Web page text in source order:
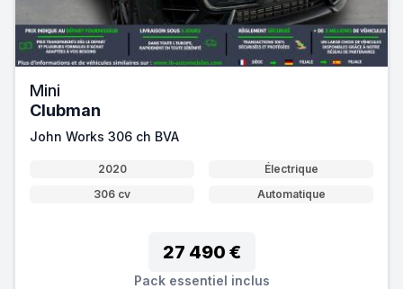
Mini
Clubman
John Works 306 ch BVA
2020
Électrique
306 cv
Automatique
27 490 €
Pack essentiel inclus